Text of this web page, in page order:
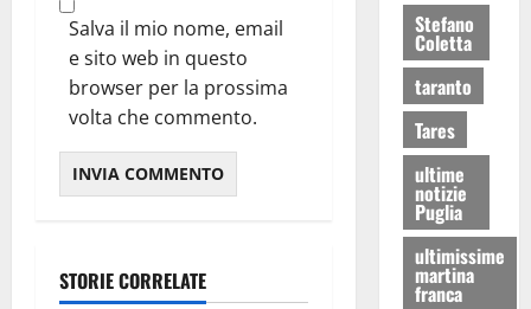
Salva il mio nome, email
e sito web in questo
browser per la prossima
volta che commento.
STORIE CORRELATE
Stefano
Coletta
taranto
Tares
ultime
notizie
Puglia
ultimissime
martina
franca